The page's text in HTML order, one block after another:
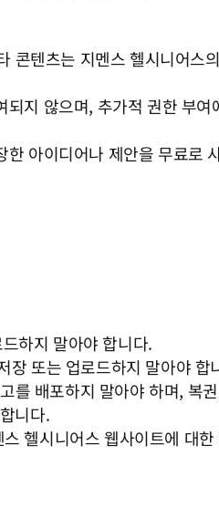
콘텐츠는 지멘스 헬시니어스
지 않으며, 추가적 권한 부여
아이디어나 제안을 무료로
하지 말아야 합니다.
장 또는 업로드하지 말아야 합
를 배포하지 말아야 하며, 복
니다.
헬시니어스 웹사이트에 대